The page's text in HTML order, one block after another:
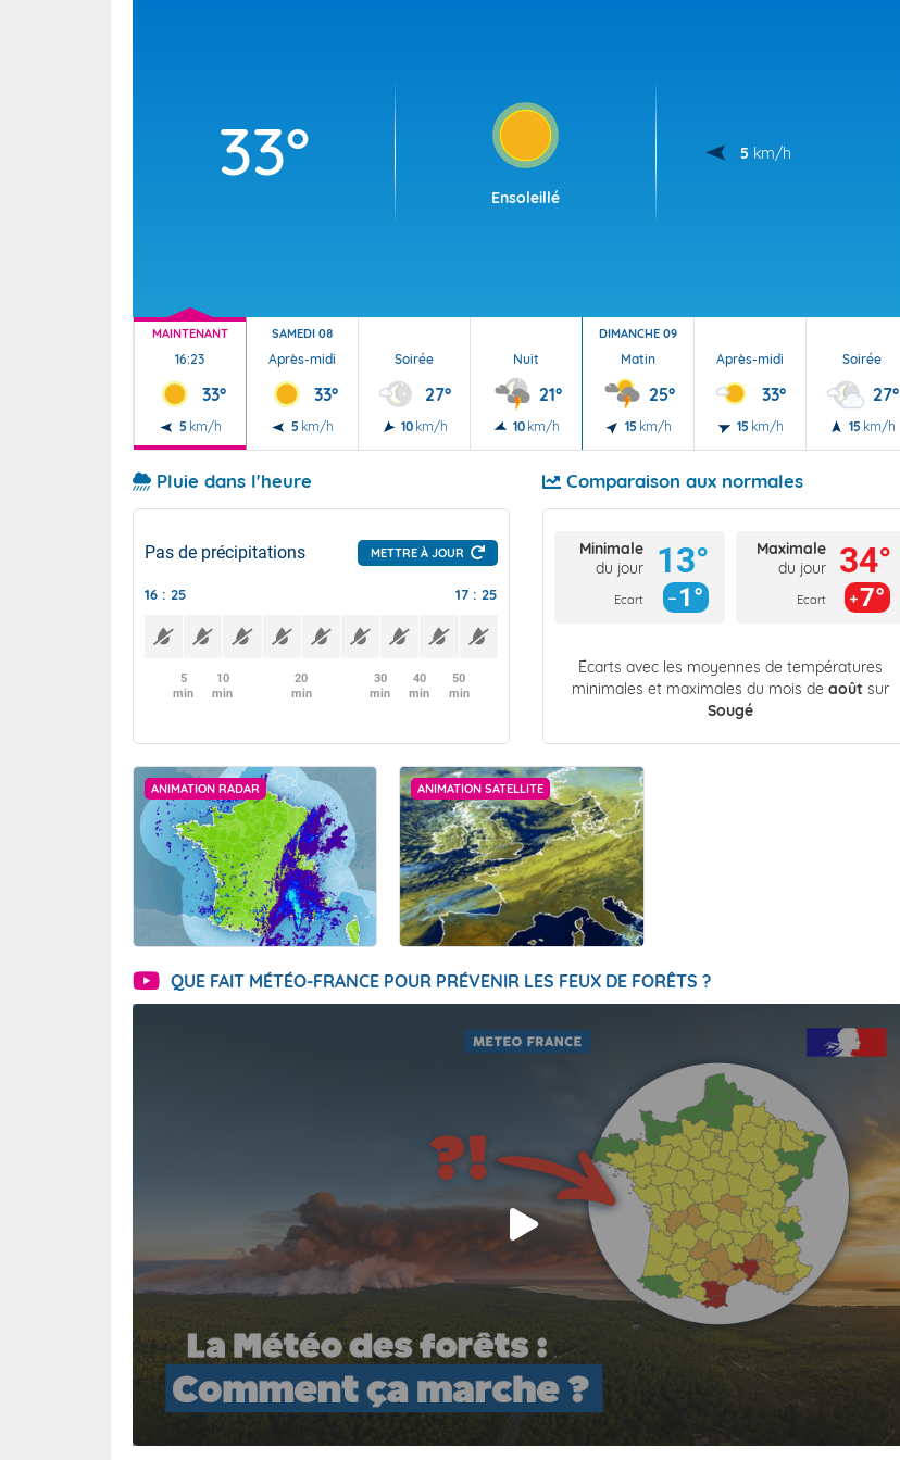
33°
Ensoleillé
5 km/h
MAINTENANT
16:23
33°
5 km/h
SAMEDI 08
Après-midi
33°
5 km/h
Soirée
27°
10 km/h
Nuit
21°
10 km/h
DIMANCHE 09
Matin
25°
15 km/h
Après-midi
33°
15 km/h
Soirée
27°
15 km/h
Pluie dans l'heure
Pas de précipitations METTRE À JOUR
16 : 25 17 : 25
5
min
10
min
20
min
30
min
40
min
50
min
Comparaison aux normales
Minimale
du jour
Ecart
13°
1°
Maximale
du jour
Ecart
34°
7°
Écarts avec les moyennes de températures
minimales et maximales du mois de août sur
Sougé
ANIMATION RADAR ANIMATION SATELLITE
QUE FAIT MÉTÉO-FRANCE POUR PRÉVENIR LES FEUX DE FORÊTS ?